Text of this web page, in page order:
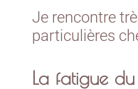
Je rencontre
particulières
La fatigue